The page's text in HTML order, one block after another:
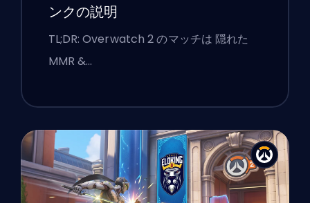
ンクの説明
TL;DR: Overwatch 2 のマッチは 隠れた
MMR &…